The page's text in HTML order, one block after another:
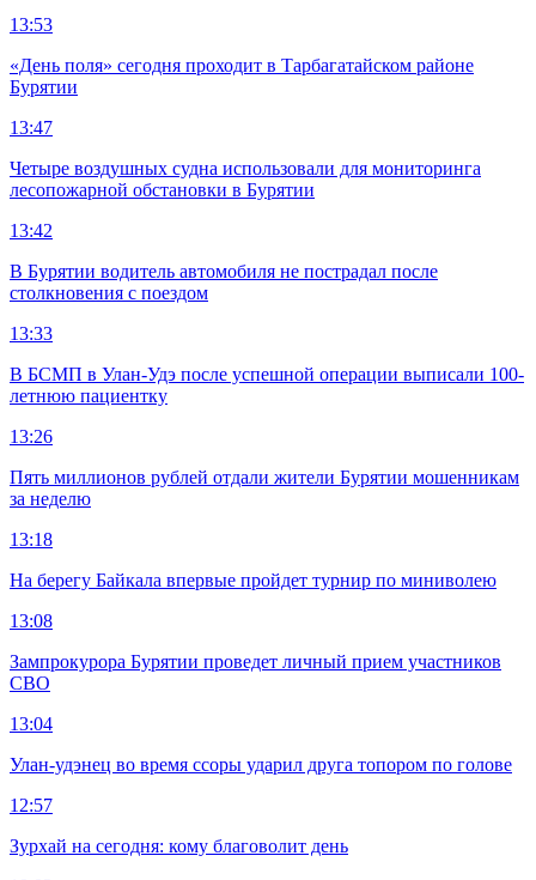
13:53
«День поля» сегодня проходит в Тарбагатайском районе
Бурятии
13:47
Четыре воздушных судна использовали для мониторинга
лесопожарной обстановки в Бурятии
13:42
В Бурятии водитель автомобиля не пострадал после
столкновения с поездом
13:33
В БСМП в Улан-Удэ после успешной операции выписали 100-
летнюю пациентку
13:26
Пять миллионов рублей отдали жители Бурятии мошенникам
за неделю
13:18
На берегу Байкала впервые пройдет турнир по миниволею
13:08
Зампрокурора Бурятии проведет личный прием участников
СВО
13:04
Улан-удэнец во время ссоры ударил друга топором по голове
12:57
Зурхай на сегодня: кому благоволит день